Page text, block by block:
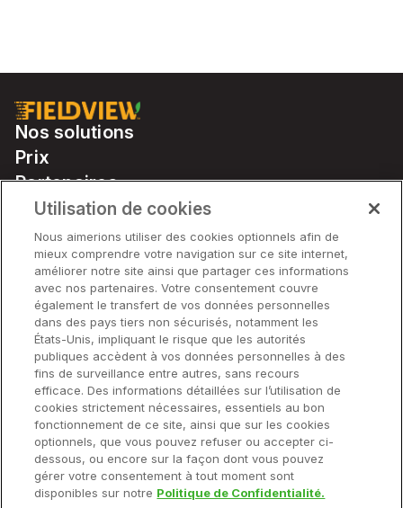
Nos solutions
Prix
Partenaires
Notre matériel
Soutien
Solutions
Matériel
Entreprise
© 2025 Climate LLC. Tous droits réservés.
Utilisation de cookies
Nous aimerions utiliser des cookies optionnels afin de
mieux comprendre votre navigation sur ce site internet,
améliorer notre site ainsi que partager ces informations
avec nos partenaires. Votre consentement couvre
également le transfert de vos données personnelles
dans des pays tiers non sécurisés, notamment les
États-Unis, impliquant le risque que les autorités
publiques accèdent à vos données personnelles à des
fins de surveillance entre autres, sans recours
efficace. Des informations détaillées sur l’utilisation de
cookies strictement nécessaires, essentiels au bon
fonctionnement de ce site, ainsi que sur les cookies
optionnels, que vous pouvez refuser ou accepter ci-
dessous, ou encore sur la façon dont vous pouvez
gérer votre consentement à tout moment sont
disponibles sur notre Politique de Confidentialité.